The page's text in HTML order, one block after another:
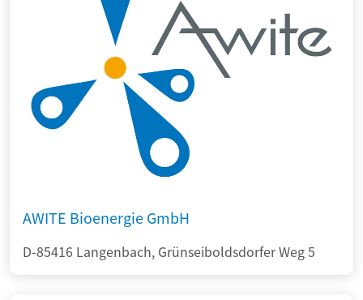
AWITE Bioenergie GmbH
D-85416 Langenbach, Grünseiboldsdorfer Weg 5